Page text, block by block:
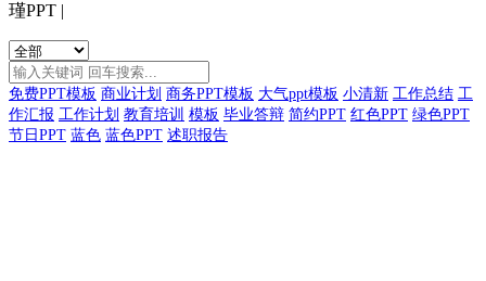
瑾PPT |
免费PPT模板 商业计划 商务PPT模板 大气ppt模板 小清新 工作总结 工
作汇报 工作计划 教育培训 模板 毕业答辩 简约PPT 红色PPT 绿色PPT
节日PPT 蓝色 蓝色PPT 述职报告